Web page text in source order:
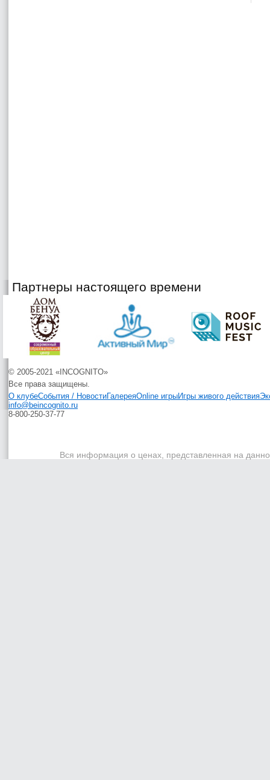
Партнеры настоящего времени
© 2005-2021 «INCOGNITO»
Все права защищены.
О клубеСобытия / НовостиГалереяOnline игрыИгры живого действия
info@beincognito.ru
8-800-250-37-77
Вся информация о ценах, представленная на